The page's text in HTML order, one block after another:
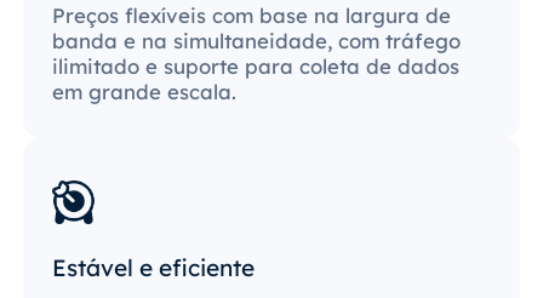
Preços flexíveis com base na largura de
banda e na simultaneidade, com tráfego
ilimitado e suporte para coleta de dados
em grande escala.
Estável e eficiente